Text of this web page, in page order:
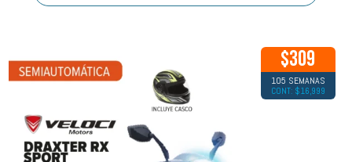
$309
105 SEMANAS
CONT: $16,999